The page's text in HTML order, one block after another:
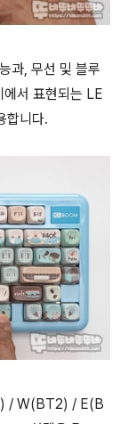
과, 무선 및 블루
서 표현되는 LE
합니다.
/ W(BT2) / E(B